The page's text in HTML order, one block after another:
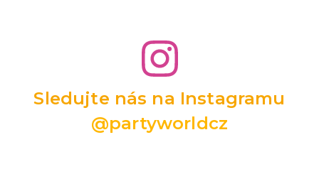
Sledujte nás na Instagramu
@partyworldcz